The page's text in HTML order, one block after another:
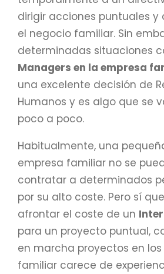
dirigir acciones puntuales y
el negocio familiar. Sin
determinadas situaciones
Managers en la empresa
una excelente decisión de
Humanos y es algo que se
poco a poco.
Habitualmente, una
empresa familiar no se
contratar a determinados
por su alto coste. Pero sí
afrontar el coste de un
para un proyecto puntual,
en marcha proyectos en
familiar carece de